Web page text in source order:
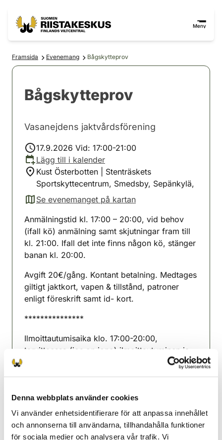
Denna webbplats använder cookies
Vi använder enhetsidentifierare för att anpassa innehållet
och annonserna till användarna, tillhandahålla funktioner
för sociala medier och analysera vår trafik. Vi
Meny
Framsida Evenemang Bågskytteprov
Bågskytteprov
Vasanejdens jaktvårdsförening
17.9.2026 Vid: 17:00-21:00
Lägg till i kalender
Kust Österbotten | Stenträskets
Sportskyttecentrum, Smedsby, Sepänkylä,
Se evenemanget på kartan
(avautuu uuteen välilehteen)
Anmälningstid kl. 17:00 – 20:00, vid behov
(ifall kö) anmälning samt skjutningar fram till
kl. 21:00. Ifall det inte finns någon kö, stänger
banan kl. 20:00.
Avgift 20€/gång. Kontant betalning. Medtages
giltigt jaktkort, vapen & tillstånd, patroner
enligt föreskrift samt id- kort.
***************
Ilmoittautumisaika klo. 17:00-20:00,
tarvittaessa (jos on jono) ilmoittautuminen ja
ampuminen klo. 21:00 saakka. Mikäli ei ole
Suoritusmaksu 20 €/kerta. Käteismaksu.
metsästyskortti, ase & aseenkantolupa,
asetuksen mukaiset patruunat ja henkilökortti.